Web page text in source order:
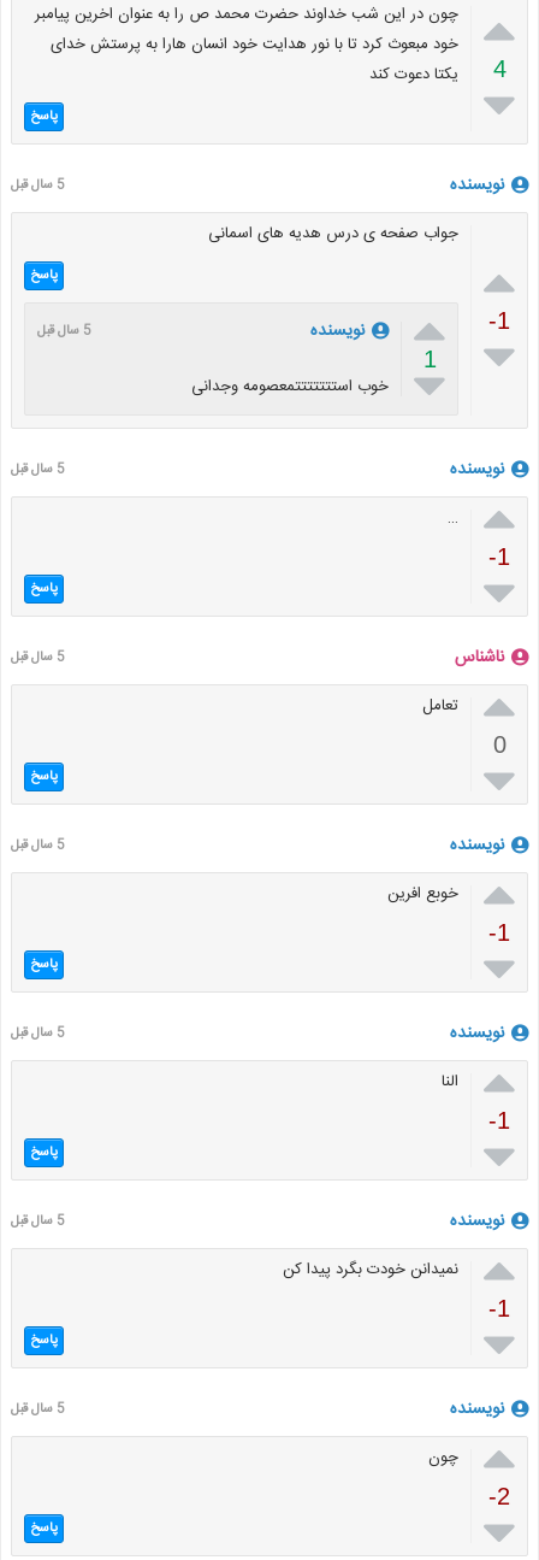

4

چون در این شب خداوند حضرت محمد ص را به عنوان اخرین پیامبر
خود مبعوث کرد تا با نور هدایت خود انسان هارا به پرستش خدای
یکتا دعوت کند
پاسخ
نویسنده 5 سال قبل

-1

جواب صفحه ی درس هدیه های اسمانی
پاسخ

1

نویسنده 5 سال قبل
خوب استتتتتتتمعصومه وجدانی
نویسنده 5 سال قبل

-1

…
پاسخ
ناشناس 5 سال قبل

0

تعامل
پاسخ
نویسنده 5 سال قبل

-1

خوبع افرین
پاسخ
نویسنده 5 سال قبل

-1

النا
پاسخ
نویسنده 5 سال قبل

-1

نمیدانن خودت بگرد پیدا کن
پاسخ
نویسنده 5 سال قبل

-2

چون
پاسخ